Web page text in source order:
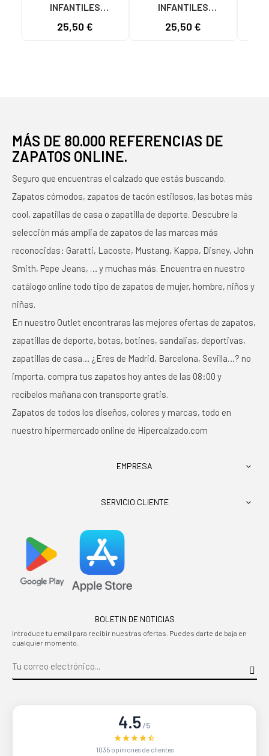
INFANTILES
CONDIZ MODELO 850
25,50 €
INFANTILES
CONDIZ 850 CIERRE
25,50 €
MÁS DE 80.000 REFERENCIAS DE
ZAPATOS ONLINE.
Seguro que encuentras el calzado que estás buscando.
Zapatos cómodos, zapatos de tacón estilosos, las botas más
cool, zapatillas de casa o zapatilla de deporte. Descubre la
selección más amplia de zapatos de las marcas más
reconocidas: Garatti, Lacoste, Mustang, Kappa, Disney, John
Smith, Pepe Jeans, … y muchas más. Encuentra en nuestro
catálogo online todo tipo de zapatos de mujer, hombre, niños y
niñas.
En nuestro Outlet encontraras las mejores ofertas de zapatos,
zapatillas de deporte, botas, botines, sandalias, deportivas,
zapatillas de casa… ¿Eres de Madrid, Barcelona, Sevilla…? no
importa, compra tus zapatos hoy antes de las 08:00 y
recíbelos mañana con transporte gratis.
Zapatos de todos los diseños, colores y marcas, todo en
nuestro hipermercado online de Hipercalzado.com
EMPRESA 
SERVICIO CLIENTE 
BOLETIN DE NOTICIAS
Introduce tu email para recibir nuestras ofertas. Puedes darte de baja en
cualquier momento.
4.5/5
1035 opiniones de clientes